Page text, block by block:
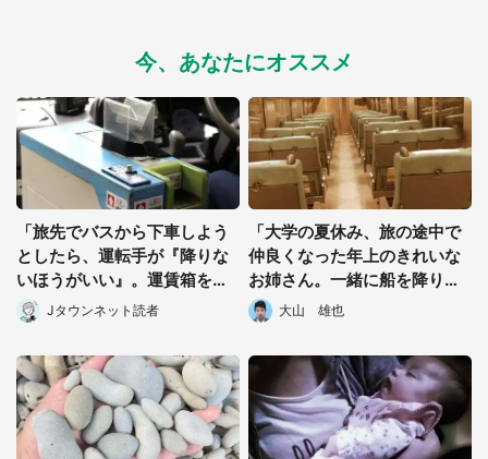
今、あなたにオススメ
「旅先でバスから下車しよう
としたら、運転手が『降りな
いほうがいい』。運賃箱を塞
いでまで止めてきて...」（神
奈川県・60代男性）
Jタウンネット読者
「大学の夏休み、旅の途中で
仲良くなった年上のきれいな
お姉さん。一緒に船を降りる
と、黒塗りの車が..」 (大阪
府・70代男性)
大山 雄也